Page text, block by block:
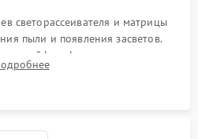
светорассеивателя и матрицы
пыли и появления засветов.
шлейфов, фиксация плат и
пластикового корпуса монитора.